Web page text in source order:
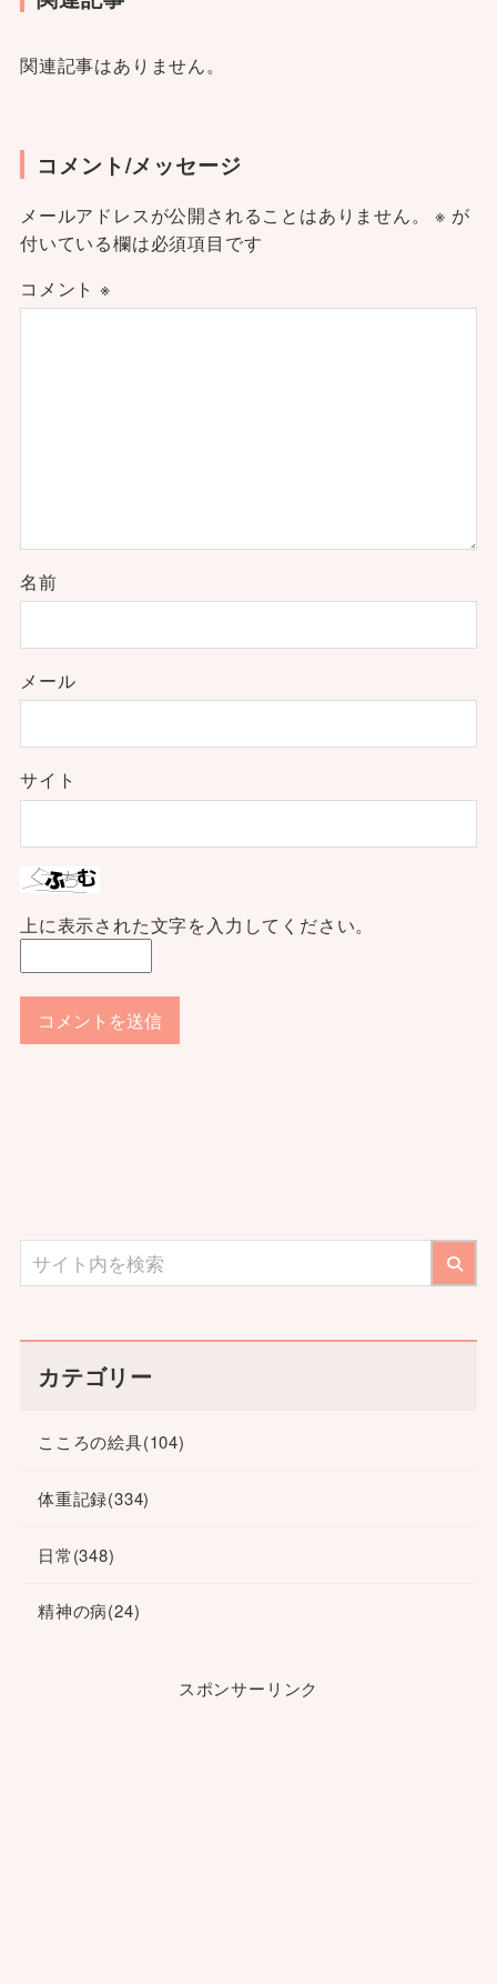
関連記事はありません。
コメント/メッセージ
メールアドレスが公開されることはありません。 ※ が
付いている欄は必須項目です
コメント ※
名前
メール
サイト
上に表示された文字を入力してください。
カテゴリー
こころの絵具(104)
体重記録(334)
日常(348)
精神の病(24)
スポンサーリンク